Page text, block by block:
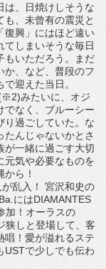
は、日焼けしそうな
、未曾有の震災と
復興」にはほど遠い
てしまいそうな毎日
もいただろう。まだ
か、など、普段のフ
迎えた当日。
みたいに、オジ
でなく、ブルーシー
り過ごしていた。な
たんじゃないかとさ
が一緒に過ごす大切
元気や必要なものを
ら！
乱入！ 宮沢和史の
にはDIAMANTES
加！オーラスの
狭しと登場して、客
唱！愛が溢れるステ
USTで少しでも伝わ